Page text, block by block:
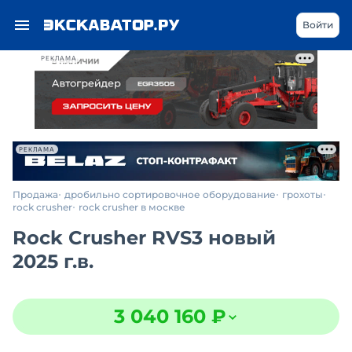
РЕКЛАМА
Войти
РЕКЛАМА
Продажа дробильно сортировочное оборудование
грохоты
rock crusher rock crusher в москве
Rock Crusher RVS3 новый
2025 г.в.
3 040 160 ₽